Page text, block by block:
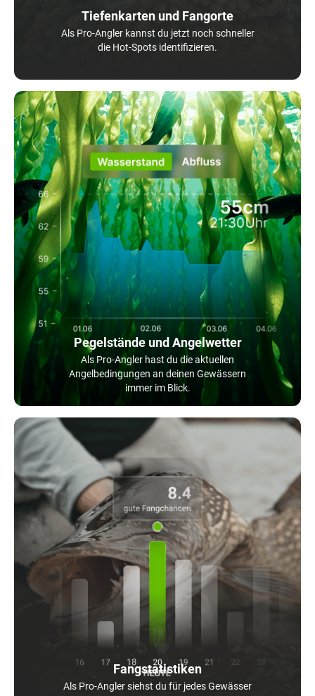
Tiefenkarten und Fangorte
Als Pro-Angler kannst du jetzt noch schneller
die Hot-Spots identifizieren.
Pegelstände und Angelwetter
Als Pro-Angler hast du die aktuellen
Angelbedingungen an deinen Gewässern
immer im Blick.
Fangstatistiken
Als Pro-Angler siehst du für jedes Gewässer